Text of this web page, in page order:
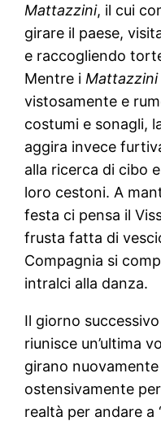
Mattazzini, il cui
girare il paese,
e raccogliendo
Mentre i Mattazzini
vistosamente e
costumi e sonagli,
aggira invece
alla ricerca di cibo
loro cestoni. A
festa ci pensa il
frusta fatta di
Compagnia si
intralci alla danza.
Il giorno
riunisce un’ultima
girano
ostensivamente
realtà per andare a